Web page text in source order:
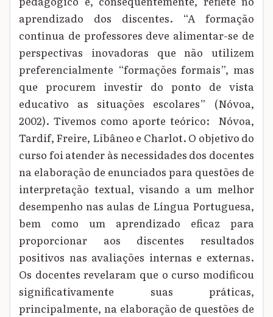
aprendizado dos discentes. “A formação
contínua de professores deve alimentar-se de
perspectivas inovadoras que não utilizem
preferencialmente “formações formais”, mas
que procurem investir do ponto de vista
educativo as situações escolares” (Nóvoa,
2002). Tivemos como aporte teórico: Nóvoa,
Tardif, Freire, Libâneo e Charlot. O objetivo do
curso foi atender às necessidades dos docentes
na elaboração de enunciados para questões de
interpretação textual, visando a um melhor
desempenho nas aulas de Língua Portuguesa,
bem como um aprendizado eficaz para
proporcionar aos discentes resultados
positivos nas avaliações internas e externas.
Os docentes revelaram que o curso modificou
significativamente suas práticas,
principalmente, na elaboração de questões de